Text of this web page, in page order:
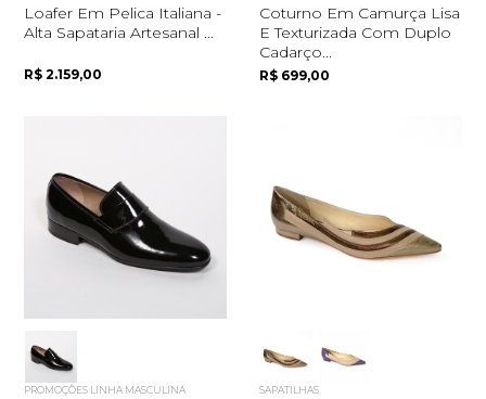
Loafer Em Pelica Italiana -
Alta Sapataria Artesanal ...
R$ 2.159,00
Coturno Em Camurça Lisa
E Texturizada Com Duplo
Cadarço...
R$ 699,00
PROMOÇÕES LINHA MASCULINA SAPATILHAS